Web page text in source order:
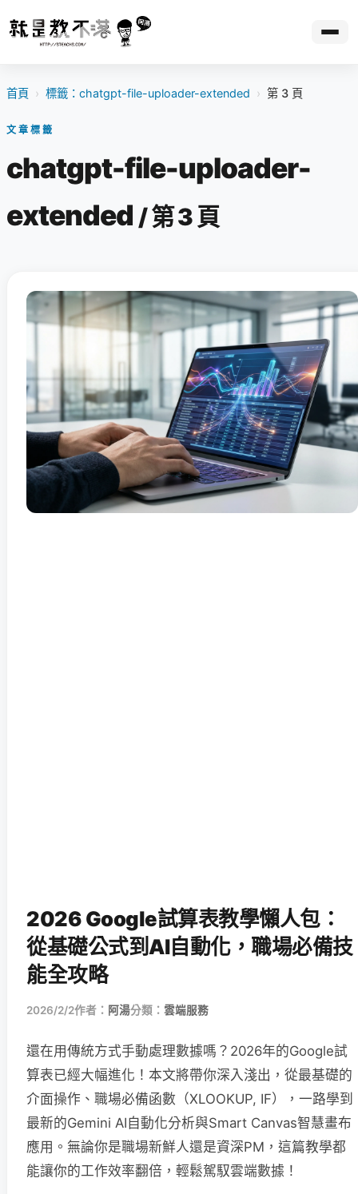
首頁 › 標籤：chatgpt-file-uploader-extended › 第 3 頁
文章標籤
chatgpt-file-uploader-
extended / 第 3 頁
2026 Google試算表教學懶人包：
從基礎公式到AI自動化，職場必備技
能全攻略
2026/2/2作者： 阿湯分類： 雲端服務
還在用傳統方式手動處理數據嗎？2026年的Google試
算表已經大幅進化！本文將帶你深入淺出，從最基礎的
介面操作、職場必備函數（XLOOKUP, IF），一路學到
最新的Gemini AI自動化分析與Smart Canvas智慧畫布
應用。無論你是職場新鮮人還是資深PM，這篇教學都
能讓你的工作效率翻倍，輕鬆駕馭雲端數據！